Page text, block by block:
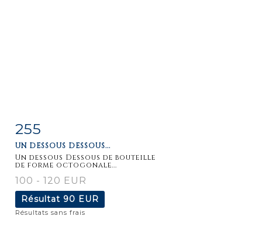
Fiche
255
UN DESSOUS DESSOUS...
Un dessous Dessous de bouteille
de forme octogonale...
100 - 120 EUR
Résultat 90 EUR
Résultats sans frais